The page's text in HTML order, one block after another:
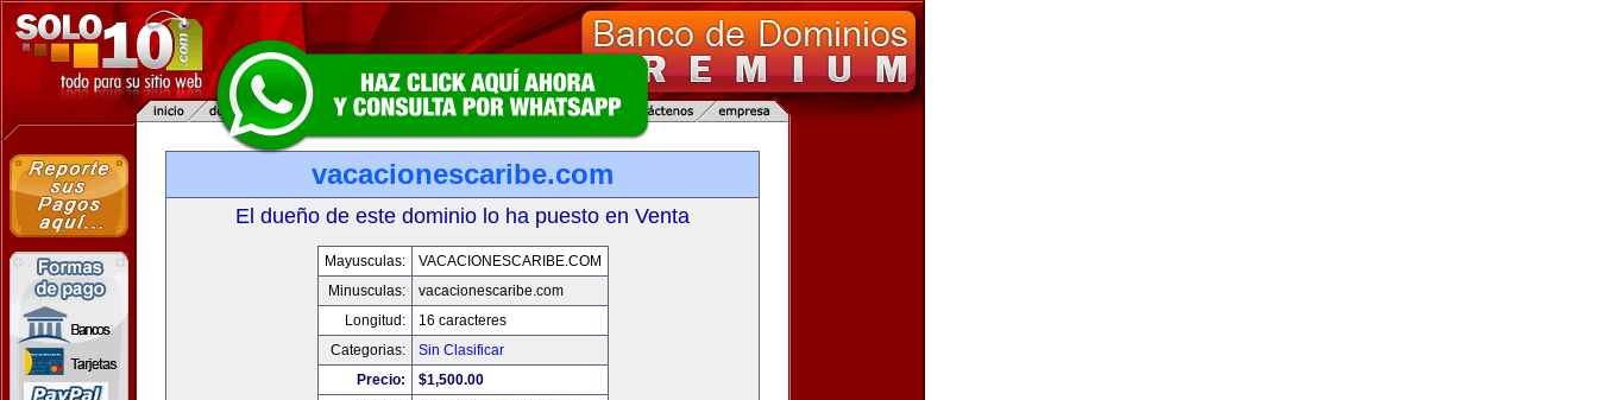
vacacionescaribe.com
El dueño de este dominio lo ha puesto en Venta
Mayusculas:
VACACIONESCARIBE.COM
Minusculas:
vacacionescaribe.com
Longitud:
16 caracteres
Categorias:
Sin Clasificar
Precio:
$1,500.00